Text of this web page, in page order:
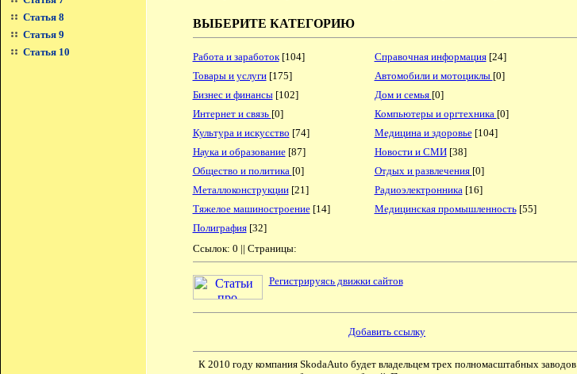
Статья 8
Статья 9
Статья 10
ВЫБЕРИТЕ КАТЕГОРИЮ
Работа и заработок[104] Справочная информация[24]
Товары и услуги[175] Автомобили и мотоциклы [0]
Бизнес и финансы[102] Дом и семья [0]
Интернет и связь [0] Компьютеры и оргтехника [0]
Культура и искусство [74] Медицина и здоровье[104]
Наука и образование[87] Новости и СМИ[38]
Общество и политика [0] Отдых и развлечения [0]
Металлоконструкции[21] Радиоэлектронника[16]
Тяжелое машиностроение[14] Медицинская промышленность[55]
Полиграфия[32]
Ссылок: 0 || Страницы:
Регистрируясь движки сайтов
Добавить ссылку
К 2010 году компания SkodaAuto будет владельцем трех полномасштабных заводов